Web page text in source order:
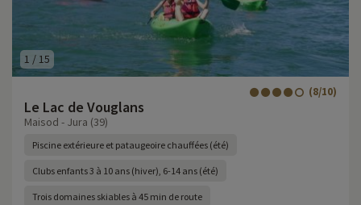
1 / 15
Le Lac de Vouglans
(8/10)
Maisod - Jura (39)
Piscine extérieure et pataugeoire chauffées (été)
Clubs enfants 3 à 10 ans (hiver), 6-14 ans (été)
Trois domaines skiables à 45 min de route